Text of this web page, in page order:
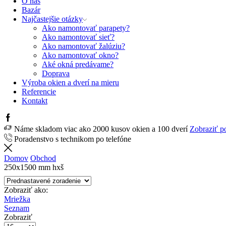
Bazár
Najčastejšie otázky
Ako namontovať parapety?
Ako namontovať sieť?
Ako namontovať žalúziu?
Ako namontovať okno?
Aké okná predávame?
Doprava
Výroba okien a dverí na mieru
Referencie
Kontakt
Facebook
Náme skladom viac ako 2000 kusov okien a 100 dverí Zobraziť
Poradenstvo s technikom po telefóne
Domov Obchod
250x1500 mm hxš
Zobraziť ako:
Mriežka
Seznam
Zobraziť